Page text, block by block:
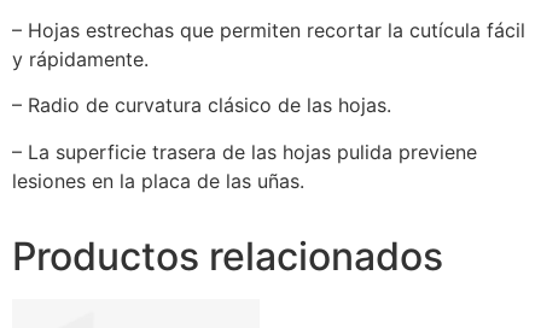
– Hojas estrechas que permiten recortar la cutícula fácil
y rápidamente.
– Radio de curvatura clásico de las hojas.
– La superficie trasera de las hojas pulida previene
lesiones en la placa de las uñas.
Productos relacionados